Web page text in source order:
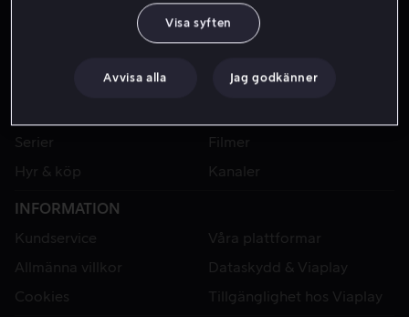
Serier
Filmer
Hyr & köp
Kanaler
INFORMATION
Kundservice
Våra plattformar
Allmänna villkor
Dataskydd & Viaplay
Cookies
Tillgänglighet hos Viaplay
Visa syften
Avvisa alla Jag godkänner